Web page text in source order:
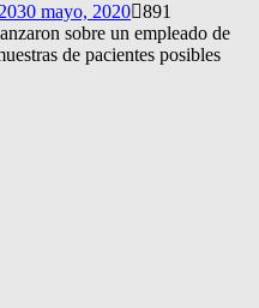
30 mayo, 2020 891
sobre un empleado de
de pacientes posibles